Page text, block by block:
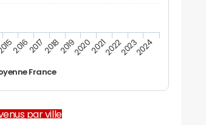
France
201620172018201920202021202220232024
par ville